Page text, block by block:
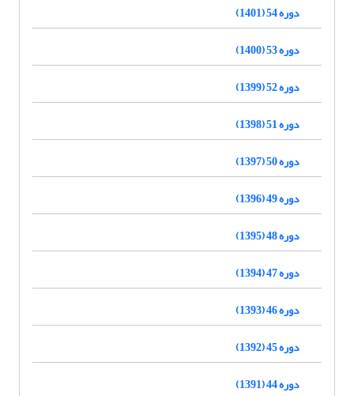
دوره 54 (1401)
دوره 53 (1400)
دوره 52 (1399)
دوره 51 (1398)
دوره 50 (1397)
دوره 49 (1396)
دوره 48 (1395)
دوره 47 (1394)
دوره 46 (1393)
دوره 45 (1392)
دوره 44 (1391)